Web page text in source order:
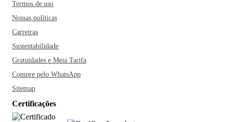
Termos de uso
Nossas políticas
Carreiras
Sustentabilidade
Gratuidades e Meia Tarifa
Compre pelo WhatsApp
Sitemap
Certificações